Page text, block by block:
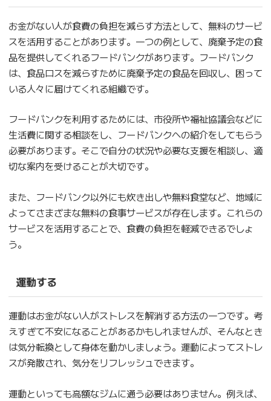
お金がない人が食費の負担を減らす方法として、無料のサービ
スを活用することがあります。一つの例として、廃棄予定の食
品を提供してくれるフードバンクがあります。フードバンク
は、食品ロスを減らすために廃棄予定の食品を回収し、困って
いる人々に届けてくれる組織です。
フードバンクを利用するためには、市役所や福祉協議会などに
生活費に関する相談をし、フードバンクへの紹介をしてもらう
必要があります。そこで自分の状況や必要な支援を相談し、適
切な案内を受けることが大切です。
また、フードバンク以外にも炊き出しや無料食堂など、地域に
よってさまざまな無料の食事サービスが存在します。これらの
サービスを活用することで、食費の負担を軽減できるでしょ
う。
運動する
運動はお金がない人がストレスを解消する方法の一つです。考
えすぎて不安になることがあるかもしれませんが、そんなとき
は気分転換として身体を動かしましょう。運動によってストレ
スが発散され、気分をリフレッシュできます。
運動といっても高額なジムに通う必要はありません。例えば、